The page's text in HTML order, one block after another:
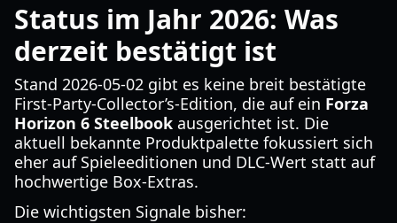
Status im Jahr 2026: Was
derzeit bestätigt ist
Stand 2026-05-02 gibt es keine breit bestätigte
First-Party-Collector’s-Edition, die auf ein Forza
Horizon 6 Steelbook ausgerichtet ist. Die
aktuell bekannte Produktpalette fokussiert sich
eher auf Spieleeditionen und DLC-Wert statt auf
hochwertige Box-Extras.
Die wichtigsten Signale bisher: